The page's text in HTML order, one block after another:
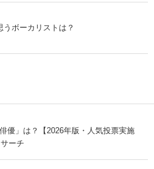
ボーカリストは？
優」は？【2026年版・人気投票実施
ーチ